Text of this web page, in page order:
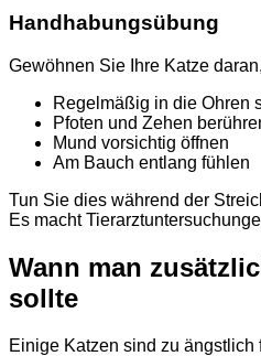
Handhabungsübung
Gewöhnen Sie Ihre Katze
Regelmäßig in die Ohren
Pfoten und Zehen
Mund vorsichtig öffnen
Am Bauch entlang fühlen
Tun Sie dies während der
Es macht
Wann man
sollte
Einige Katzen sind zu ängstlich